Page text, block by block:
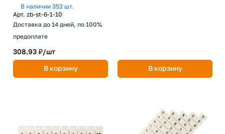
В наличии 353 шт.
Арт. zb-st-6-1-10
Доставка до 14 дней, по 100%
предоплате
308.93 ₽/шт
В корзину
В корзину